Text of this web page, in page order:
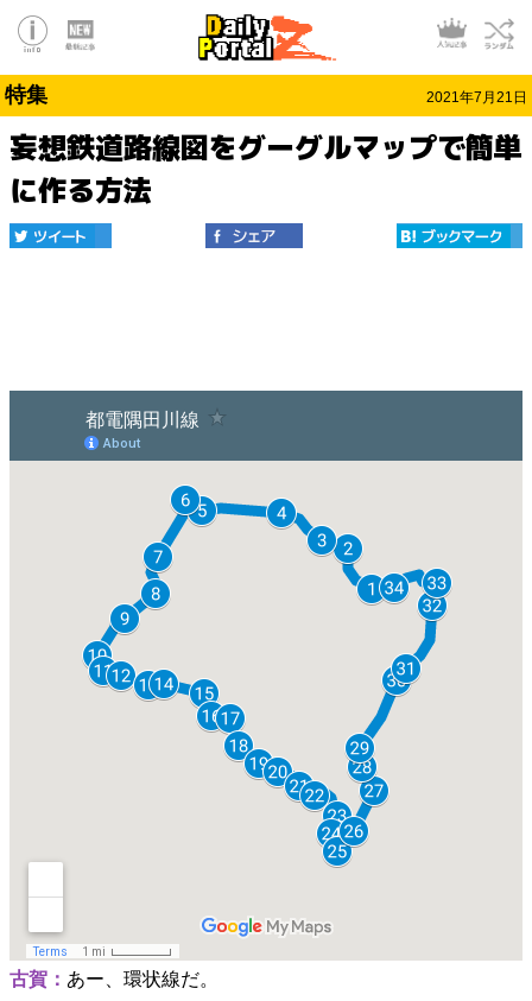
特集 2021年7月21日
妄想鉄道路線図をグーグルマップで簡単
に作る方法
古賀： あー、環状線だ。